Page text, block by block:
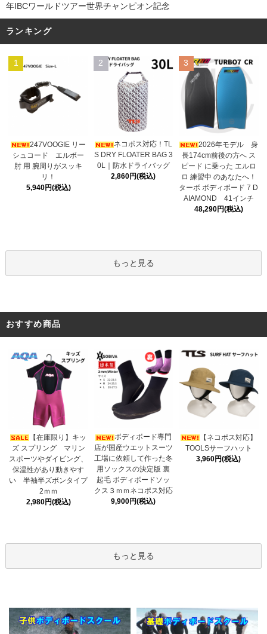
年IBCワールドツアー世界チャンピオン記念
ランキング
1
247VOOGIE リー
シュコード エルボー
肘 用 腕周りがスッキ
リ！
5,940円(税込)
2
ネコポス対応！TL
S DRY FLOATER BAG 3
0L｜防水ドライバッグ
2,860円(税込)
3
2026年モデル 身
長174cm前後の方へ ス
ピード に乗った エルロ
ロ 練習中 のあなたへ！
ターボ ボディボード 7 D
AIAMOND 41インチ
48,290円(税込)
もっと見る
おすすめ商品
【在庫限り】キッ
ズ スプリング マリン
スポーツやダイビング、
保温性があり動きやす
い 半袖半ズボンタイプ
2ｍｍ
2,980円(税込)
ボディボード専門
店が国産ウエットスーツ
工場に依頼して作った冬
用ソックスの決定版 裏
起毛 ボディボードソッ
クス３ｍｍネコポス対応
9,900円(税込)
【ネコポス対応】
TOOLSサーフハット
3,960円(税込)
もっと見る